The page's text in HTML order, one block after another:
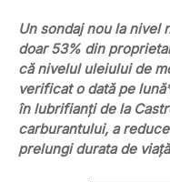
Un sondaj nou la nivel
doar 53% din
că nivelul uleiului de
verificat o dată pe
în lubrifianți de la
carburantului, a
prelungi durata de